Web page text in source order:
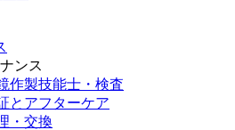
ンス
作製技能士・検査
とアフターケア
・交換